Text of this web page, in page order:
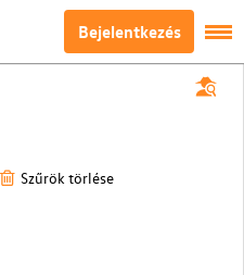
Bejelentkezés
Szűrök törlése